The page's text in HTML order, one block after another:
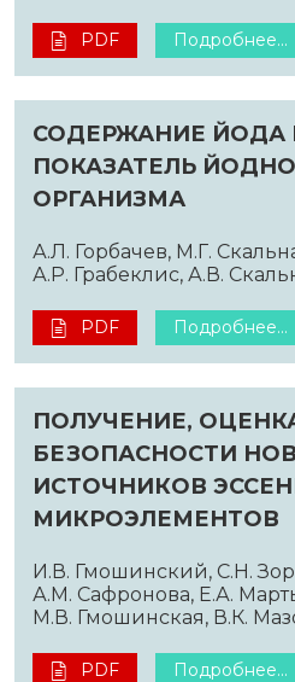
PDF Подробнее...
СОДЕРЖАНИЕ ЙОДА
ПОКАЗАТЕЛЬ
ОРГАНИЗМА
А.Л. Горбачев, М.Г.
А.Р. Грабеклис, А.В.
PDF Подробнее...
ПОЛУЧЕНИЕ,
БЕЗОПАСНОСТИ
ИСТОЧНИКОВ
МИКРОЭЛЕМЕНТОВ
И.В. Гмошинский, С.Н.
А.М. Сафронова, Е.А.
М.В. Гмошинская, В.К.
PDF Подробнее...